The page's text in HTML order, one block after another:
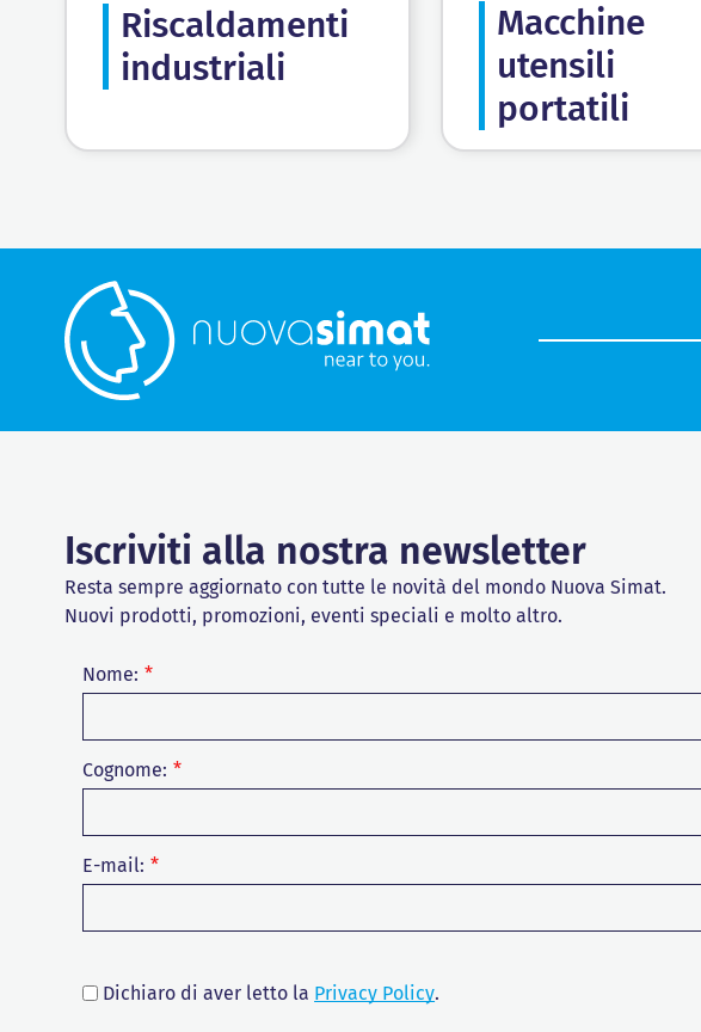
Riscaldamenti
industriali
Macchine
utensili
portatili
Iscriviti alla nostra newsletter
Resta sempre aggiornato con tutte le novità del mondo Nuova Simat.
Nuovi prodotti, promozioni, eventi speciali e molto altro.
Nome:
Cognome:
E-mail:
Dichiaro di aver letto la Privacy Policy.